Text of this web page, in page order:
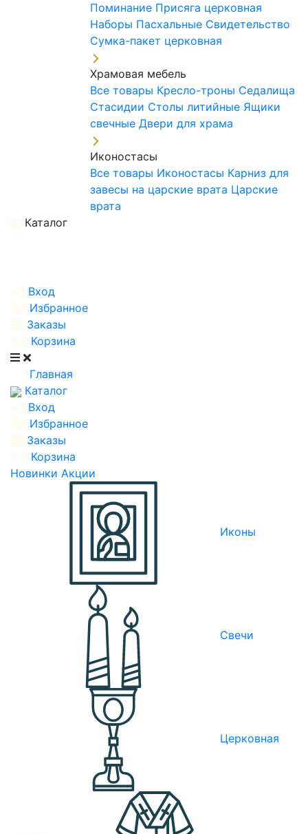
Поминание Присяга церковная
Наборы Пасхальные Свидетельство
Сумка-пакет церковная
Храмовая мебель
Все товары Кресло-троны Седалища
Стасидии Столы литийные Ящики
свечные Двери для храма
Иконостасы
Все товары Иконостасы Карниз для
завесы на царские врата Царские
врата
Каталог
Вход
Избранное
Заказы
Корзина
Главная
Каталог
Вход
Избранное
Заказы
Корзина
Новинки Акции
Иконы
Свечи
Церковная